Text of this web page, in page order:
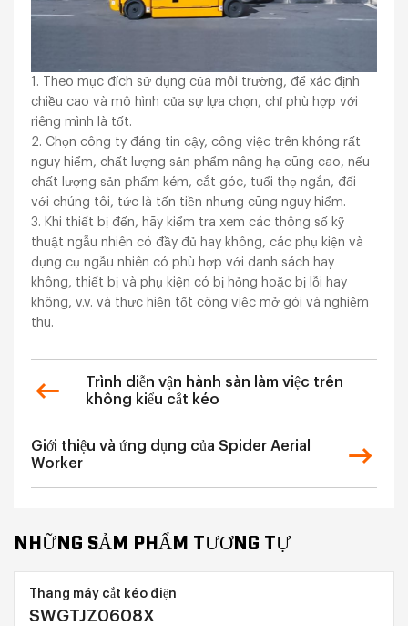
1. Theo mục đích sử dụng của môi trường, để xác định
chiều cao và mô hình của sự lựa chọn, chỉ phù hợp với
riêng mình là tốt.
2. Chọn công ty đáng tin cậy, công việc trên không rất
nguy hiểm, chất lượng sản phẩm nâng hạ cũng cao, nếu
chất lượng sản phẩm kém, cắt góc, tuổi thọ ngắn, đối
với chúng tôi, tức là tốn tiền nhưng cũng nguy hiểm.
3. Khi thiết bị đến, hãy kiểm tra xem các thông số kỹ
thuật ngẫu nhiên có đầy đủ hay không, các phụ kiện và
dụng cụ ngẫu nhiên có phù hợp với danh sách hay
không, thiết bị và phụ kiện có bị hỏng hoặc bị lỗi hay
không, v.v. và thực hiện tốt công việc mở gói và nghiệm
thu.
Trình diễn vận hành sàn làm việc trên
không kiểu cắt kéo
Giới thiệu và ứng dụng của Spider Aerial
Worker
NHỮNG SẢM PHẨM TƯƠNG TỰ
Thang máy cắt kéo điện
SWGTJZ0608X